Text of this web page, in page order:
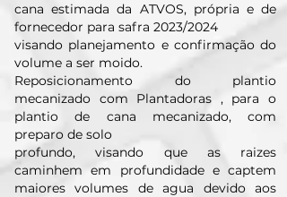
cana estimada da ATVOS, própria e de
fornecedor para safra 2023/2024
visando planejamento e confirmação do
volume a ser moido.
Reposicionamento do plantio
mecanizado com Plantadoras , para o
plantio de cana mecanizado, com
preparo de solo
profundo, visando que as raizes
caminhem em profundidade e captem
maiores volumes de agua devido aos